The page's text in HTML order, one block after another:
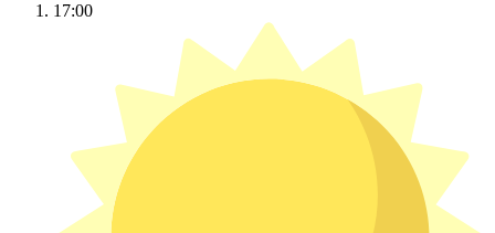
17:00